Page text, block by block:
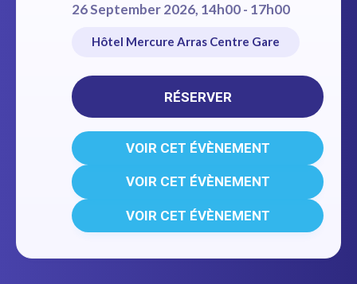
26 September 2026, 14h00 - 17h00
Hôtel Mercure Arras Centre Gare
RÉSERVER
VOIR CET ÉVÈNEMENT
VOIR CET ÉVÈNEMENT
VOIR CET ÉVÈNEMENT